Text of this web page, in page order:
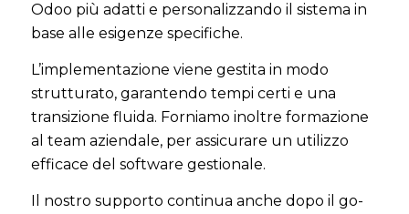
Odoo più adatti e personalizzando il sistema in
base alle esigenze specifiche.
L’implementazione viene gestita in modo
strutturato, garantendo tempi certi e una
transizione fluida. Forniamo inoltre formazione
al team aziendale, per assicurare un utilizzo
efficace del software gestionale.
Il nostro supporto continua anche dopo il go-